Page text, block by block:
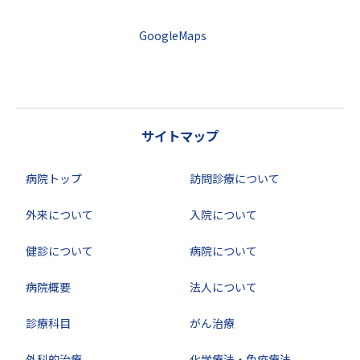
GoogleMaps
サイトマップ
病院トップ 訪問診療について
外来について 入院について
健診について 病院について
病院概要 法人について
診療科目 がん治療